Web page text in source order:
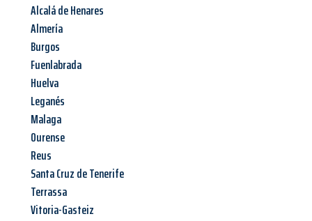
Alcalá de Henares
Almería
Burgos
Fuenlabrada
Huelva
Leganés
Malaga
Ourense
Reus
Santa Cruz de Tenerife
Terrassa
Vitoria-Gasteiz